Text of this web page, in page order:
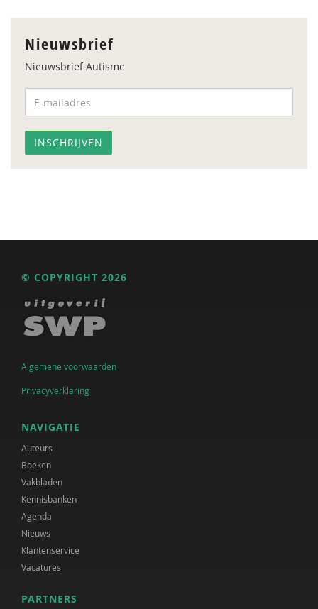
Nieuwsbrief
Nieuwsbrief Autisme
© COPYRIGHT 2026
Algemene voorwaarden
Privacyverklaring
NAVIGATIE
Auteurs
Boeken
Vakbladen
Kennisbanken
Agenda
Nieuws
Klantenservice
Vacatures
PARTNERS